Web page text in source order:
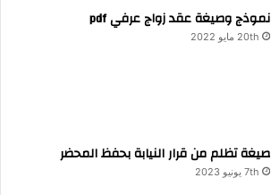
نموذج وصيغة عقد زواج عرفي pdf
20th مايو 2022
صيغة تظلم من قرار النيابة بحفظ المحضر
7th يونيو 2023